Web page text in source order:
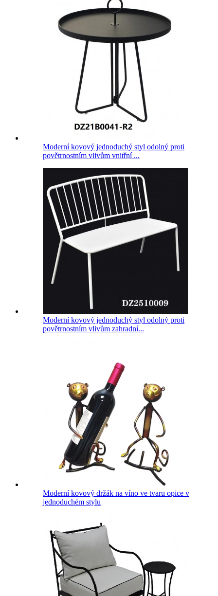
Moderní kovový jednoduchý styl odolný proti
povětrnostním vlivům vnitřní ...
Moderní kovový jednoduchý styl odolný proti
povětrnostním vlivům zahradní...
Moderní kovový držák na víno ve tvaru opice v
jednoduchém stylu